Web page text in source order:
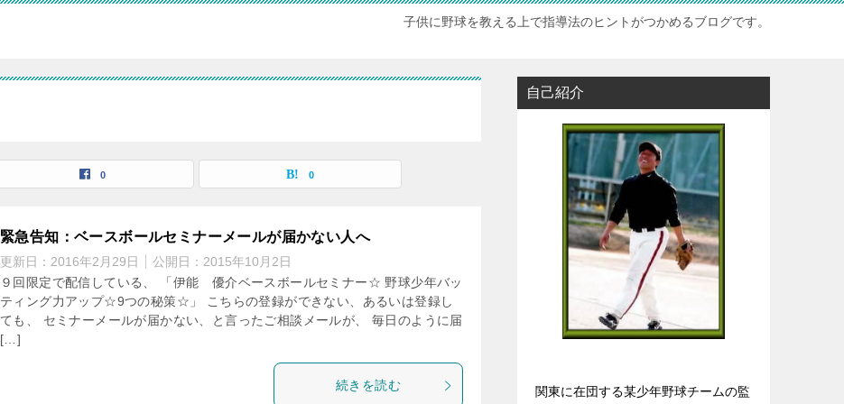
子供に野球を教える上で指導法のヒントがつかめるブログです。
0 0
緊急告知：ベースボールセミナーメールが届かない人へ
更新日： 2016年2月29日 公開日： 2015年10月2日
９回限定で配信している、 「伊能 優介ベースボールセミナー☆ 野球少年バッ
ティング力アップ☆9つの秘策☆」 こちらの登録ができない、あるいは登録し
ても、 セミナーメールが届かない、と言ったご相談メールが、 毎日のように届
[…]
続きを読む
自己紹介
関東に在団する某少年野球チームの監